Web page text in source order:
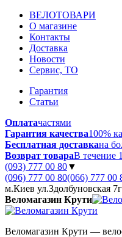
ВЕЛОТОВАРИ
О магазине
Контакты
Доставка
Новости
Сервис, ТО
Гарантия
Статьи
Оплатачастями
Гарантия качества100%
Бесплатная доставкана
Возврат товараВ течение
(093) 777 00 80▼
(096) 777 00 80(066) 777 00
м.Киев ул.Здолбуновская 7г
Веломагазин Крути
Веломагазин Крути —